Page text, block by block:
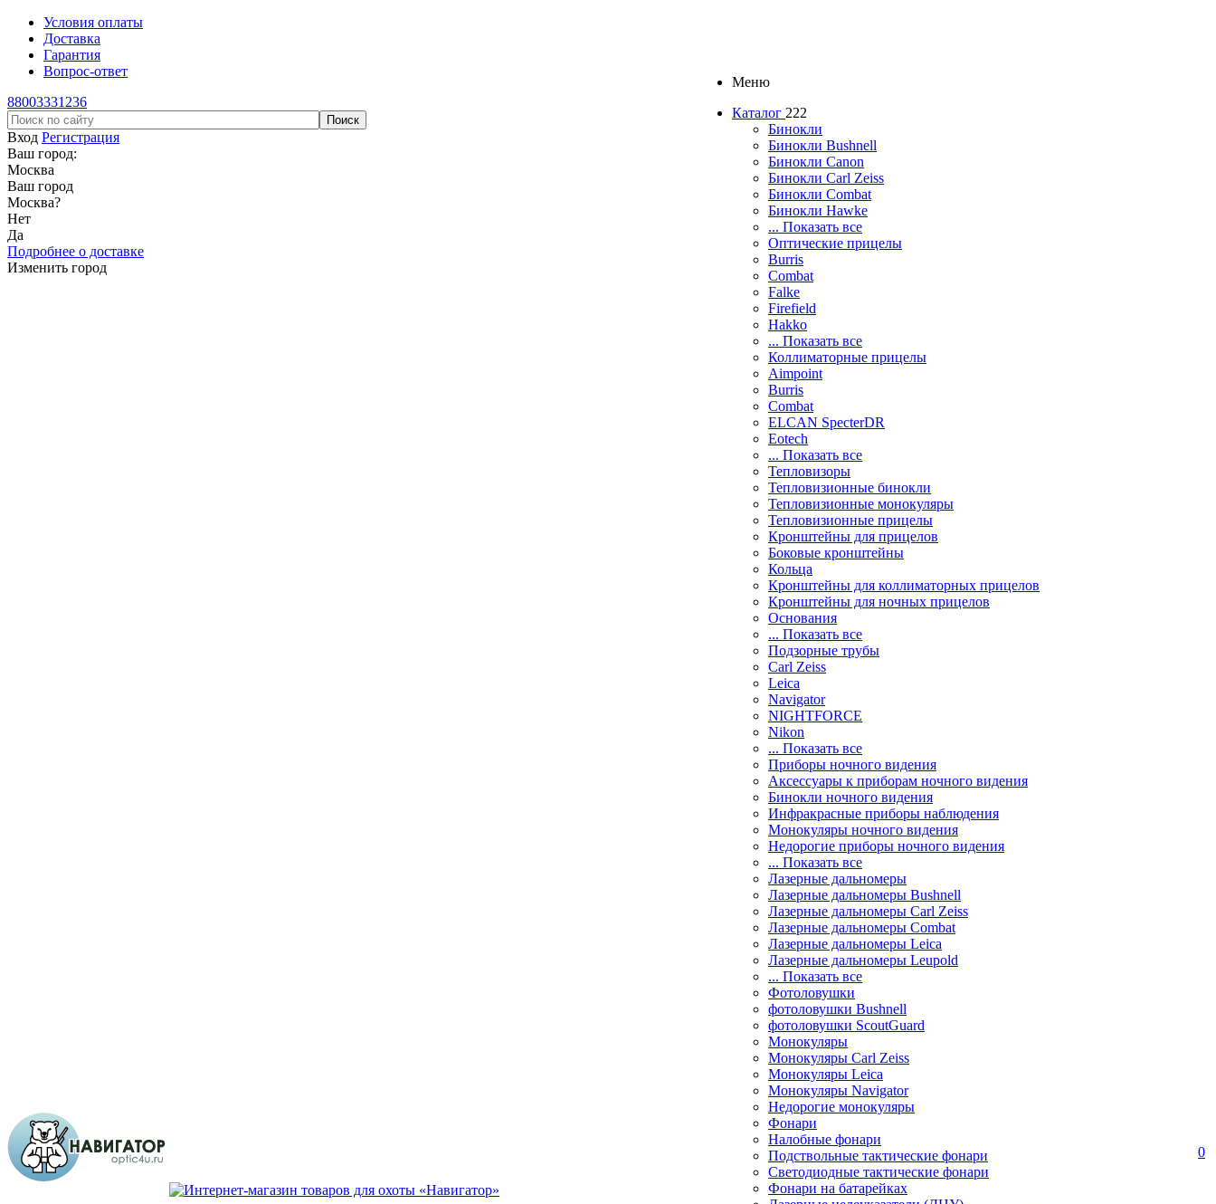
Условия оплаты
Доставка
Гарантия
Вопрос-ответ
88003331236
Вход Регистрация
Ваш город:
Москва
Ваш город
Москва?
Нет
Да
Подробнее о доставке
Изменить город
Меню
Каталог 222
Бинокли
Бинокли Bushnell
Бинокли Canon
Бинокли Carl Zeiss
Бинокли Combat
Бинокли Hawke
... Показать все
Оптические прицелы
Burris
Combat
Falke
Firefield
Hakko
... Показать все
Коллиматорные прицелы
Aimpoint
Burris
Combat
ELCAN SpecterDR
Eotech
... Показать все
Тепловизоры
Тепловизионные бинокли
Тепловизионные монокуляры
Тепловизионные прицелы
Кронштейны для прицелов
Боковые кронштейны
Кольца
Кронштейны для коллиматорных прицелов
Кронштейны для ночных прицелов
Основания
... Показать все
Подзорные трубы
Carl Zeiss
Leica
Navigator
NIGHTFORCE
Nikon
... Показать все
Приборы ночного видения
Аксессуары к приборам ночного видения
Бинокли ночного видения
Инфракрасные приборы наблюдения
Монокуляры ночного видения
Недорогие приборы ночного видения
... Показать все
Лазерные дальномеры
Лазерные дальномеры Bushnell
Лазерные дальномеры Carl Zeiss
Лазерные дальномеры Combat
Лазерные дальномеры Leica
Лазерные дальномеры Leupold
... Показать все
Фотоловушки
фотоловушки Bushnell
фотоловушки ScoutGuard
Монокуляры
Монокуляры Carl Zeiss
Монокуляры Leica
Монокуляры Navigator
Недорогие монокуляры
Фонари
Налобные фонари
Подствольные тактические фонари
Светодиодные тактические фонари
Фонари на батарейках
0